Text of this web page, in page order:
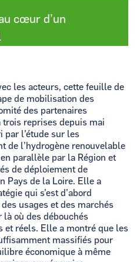
cœur d’un
les acteurs, cette feuille de
de mobilisation des
des partenaires
trois reprises depuis mai
par l’étude sur les
de l’hydrogène renouvelable
parallèle par la Région et
de déploiement de
Pays de la Loire. Elle a
qui s’est d’abord
usages et des marchés
où des débouchés
et réels. Elle a montré que les
massifiés pour
économique à même